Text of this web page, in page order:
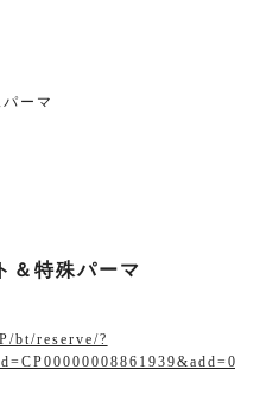
ーマ
＆特殊パーマ
bt/reserve/?